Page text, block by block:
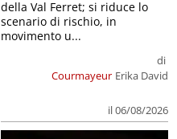
Courmayeur
di
Erika David
il 06/08/2026
della Val Ferret; si riduce lo
scenario di rischio, in
movimento u...